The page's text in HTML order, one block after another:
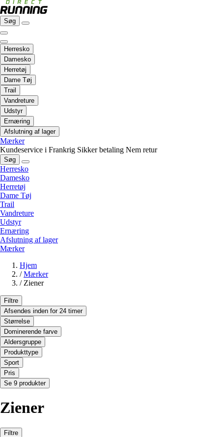
Søg
Herresko
Damesko
Herretøj
Dame Tøj
Trail
Vandreture
Udstyr
Ernæring
Afslutning af lager
Mærker
Kundeservice i Frankrig Sikker betaling Nem retur
Søg
Herresko
Damesko
Herretøj
Dame Tøj
Trail
Vandreture
Udstyr
Ernæring
Afslutning af lager
Mærker
Hjem
/ Mærker
/ Ziener
Filtre
Afsendes inden for 24 timer
Størrelse
Dominerende farve
Aldersgruppe
Produkttype
Sport
Pris
Se 9 produkter
Ziener
Filtre